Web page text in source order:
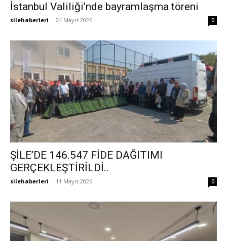
İstanbul Valiliği’nde bayramlaşma töreni
silehaberleri - 24 Mayıs 2026 0
ŞİLE’DE 146.547 FİDE DAĞITIMI
GERÇEKLEŞTİRİLDİ..
silehaberleri - 11 Mayıs 2026 0